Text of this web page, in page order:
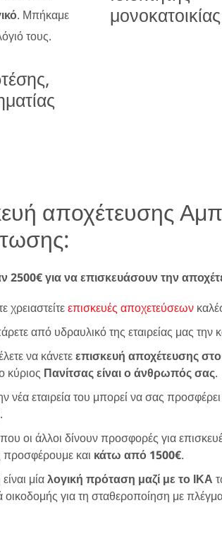
. Μπήκαμε
τους.
μονοκατοικίας
αποχέτευσης
2500€ για να επισκευάσουν την
χρειαστείτεεπισκευές αποχετεύσεων
από υδραυλικό της εταιρείας μας
να κάνετεεπισκευή αποχέτευσης
κύριος Πανίτσας είναι ο άνθρωπός σας.
νέα εταιρεία του μπορεί να σας
που οι άλλοι δίνουν προσφορές για
προσφέρουμε και κάτω από 1500€.
μίαλογική πρόταση μαζί με το ΙΚΑ
οικοδομής για τη σταθεροποίηση με